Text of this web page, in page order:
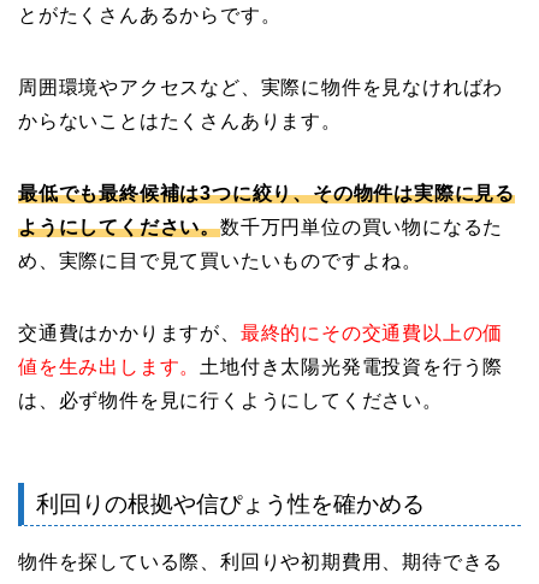
とがたくさんあるからです。
周囲環境やアクセスなど、実際に物件を見なければわ
からないことはたくさんあります。
最低でも最終候補は3つに絞り、その物件は実際に見る
ようにしてください。数千万円単位の買い物になるた
め、実際に目で見て買いたいものですよね。
交通費はかかりますが、 最終的にその交通費以上の価
値を生み出します。 土地付き太陽光発電投資を行う際
は、必ず物件を見に行くようにしてください。
利回りの根拠や信ぴょう性を確かめる
物件を探している際、利回りや初期費用、期待できる